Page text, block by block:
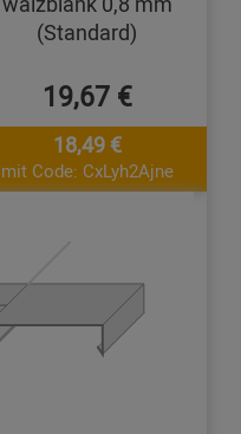
(Standard)
19,67 €
18,49 €
mit Code: CxLyh2Ajne